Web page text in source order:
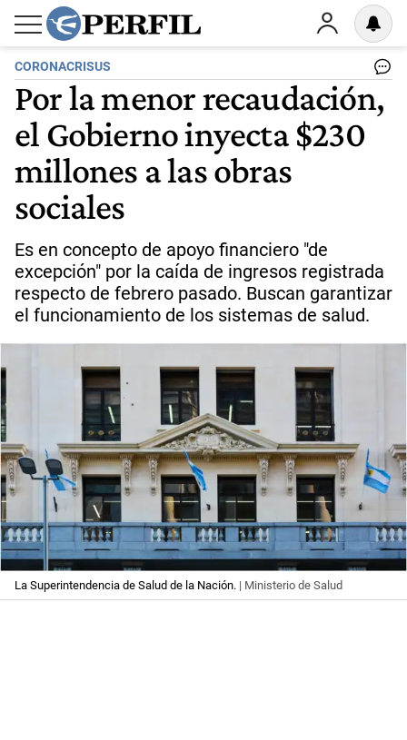
CORONACRISUS
Por la menor recaudación,
el Gobierno inyecta $230
millones a las obras
sociales
Es en concepto de apoyo financiero "de
excepción" por la caída de ingresos registrada
respecto de febrero pasado. Buscan garantizar
el funcionamiento de los sistemas de salud.
La Superintendencia de Salud de la Nación. | Ministerio de Salud